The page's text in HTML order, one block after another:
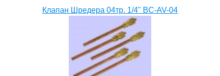
Клапан Шредера 04тр. 1/4" BC-AV-04